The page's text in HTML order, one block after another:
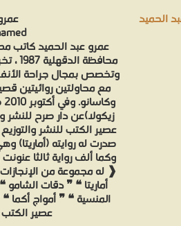
عمرو عبد الحميد كاتب
وتخصص بمجال جراحة الأنف
زيكولا)عن دار صرح للنشر
صدرت له روايته (أماريتا)
❰ له مجموعة من
أماريتا ❝ ❞ دقات
المنسية ❝ ❞ أمواج أكما ❝
عصير